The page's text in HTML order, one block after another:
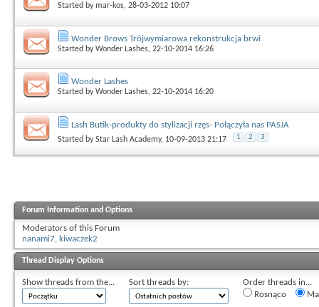
Started bymar-kos, 28-03-2012 10:07
Wonder Brows Trójwymiarowa rekonstrukcja brwi
Started byWonder Lashes, 22-10-2014 16:26
Wonder Lashes
Started byWonder Lashes, 22-10-2014 16:20
Lash Butik-produkty do stylizacji rzęs- Połączyła nas PASJA
Started byStar Lash Academy, 10-09-2013 21:17 1 2 3
Forum Information and Options
Moderators of this Forum
nanami7, kiwaczek2
Thread Display Options
Show threads from the... Sort threads by:
Order threads in...
Rosnąco